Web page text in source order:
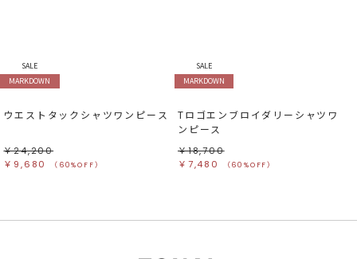
SALE
MARKDOWN
ウエストタックシャツワンピース
￥24,200
￥9,680
（60%OFF）
SALE
MARKDOWN
Tロゴエンブロイダリーシャツワ
ンピース
￥18,700
￥7,480
（60%OFF）